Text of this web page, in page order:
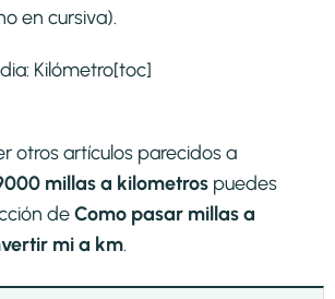
en cursiva).
Kilómetro[toc]
otros artículos parecidos a
millas a kilometros puedes
deComo pasar millas a
mi a km.